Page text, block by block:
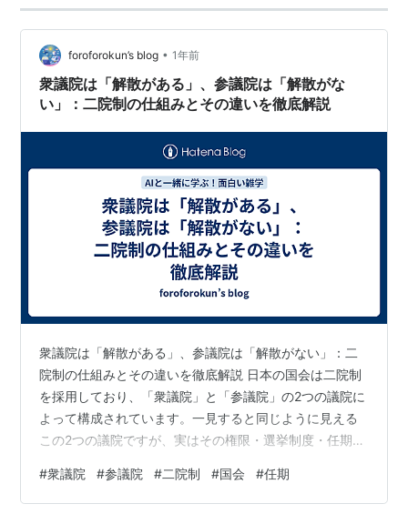
foroforokun’s blog • 1年前
衆議院は「解散がある」、参議院は「解散がな
い」：二院制の仕組みとその違いを徹底解説
衆議院は「解散がある」、参議院は「解散がない」：二
院制の仕組みとその違いを徹底解説 日本の国会は二院制
を採用しており、「衆議院」と「参議院」の2つの議院に
よって構成されています。一見すると同じように見える
この2つの議院ですが、実はその権限・選挙制度・任期・
重要なのが衆議院は解散があるが、参議院にはないとい
う点です。本記事ではこの違いの意味や背景、制度的な
#衆議院 #参議院 #二院制 #国会 #任期